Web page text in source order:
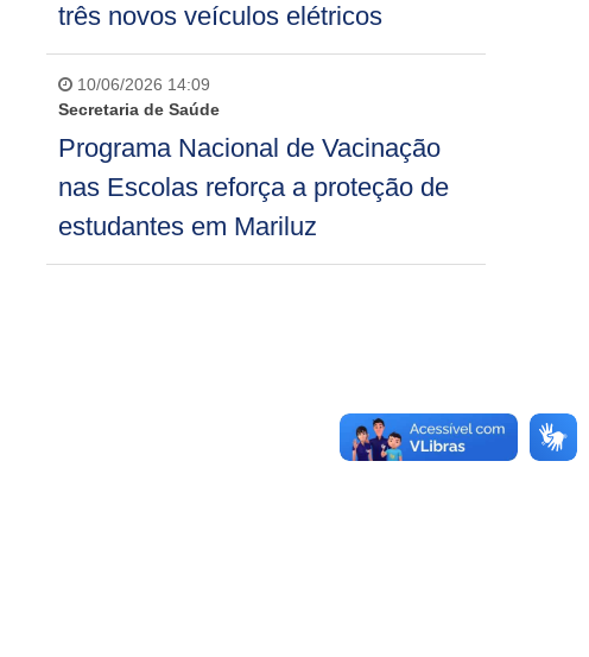
três novos veículos elétricos
10/06/2026 14:09
Secretaria de Saúde
Programa Nacional de Vacinação
nas Escolas reforça a proteção de
estudantes em Mariluz